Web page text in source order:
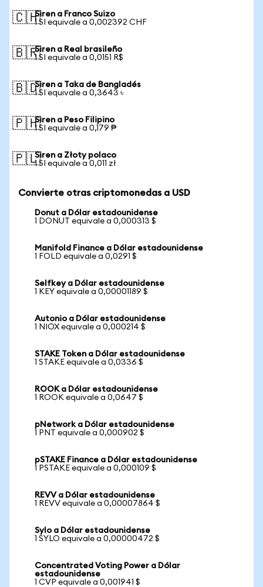
🇨🇭Siren a Franco Suizo
1 SI equivale a 0,002392 CHF
🇧🇷Siren a Real brasileño
1 SI equivale a 0,0151 R$
🇧🇩Siren a Taka de Bangladés
1 SI equivale a 0,3643 ৳
🇵🇭Siren a Peso Filipino
1 SI equivale a 0,179 ₱
🇵🇱Siren a Złoty polaco
1 SI equivale a 0,011 zł
Convierte otras criptomonedas a USD
Donut a Dólar estadounidense
1 DONUT equivale a 0,000313 $
Manifold Finance a Dólar estadounidense
1 FOLD equivale a 0,0291 $
Selfkey a Dólar estadounidense
1 KEY equivale a 0,00001189 $
Autonio a Dólar estadounidense
1 NIOX equivale a 0,000214 $
STAKE Token a Dólar estadounidense
1 STAKE equivale a 0,0336 $
ROOK a Dólar estadounidense
1 ROOK equivale a 0,0647 $
pNetwork a Dólar estadounidense
1 PNT equivale a 0,000902 $
pSTAKE Finance a Dólar estadounidense
1 PSTAKE equivale a 0,000109 $
REVV a Dólar estadounidense
1 REVV equivale a 0,00007864 $
Sylo a Dólar estadounidense
1 SYLO equivale a 0,00000472 $
Concentrated Voting Power a Dólar
estadounidense
1 CVP equivale a 0,001941 $